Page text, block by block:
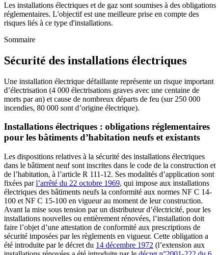
Les installations électriques et de gaz sont soumises à des obligations
réglementaires. L'objectif est une meilleure prise en compte des
risques liés à ce type d'installations.
Sommaire
Sécurité des installations électriques
Une installation électrique défaillante représente un risque important
d’électrisation (4 000 électrisations graves avec une centaine de
morts par an) et cause de nombreux départs de feu (sur 250 000
incendies, 80 000 sont d’origine électrique).
Installations électriques : obligations réglementaires
pour les bâtiments d’habitation neufs et existants
Les dispositions relatives à la sécurité des installations électriques
dans le bâtiment neuf sont inscrites dans le code de la construction et
de l’habitation, à l’article R 111-12. Ses modalités d’application sont
fixées parl’arrêté du 22 octobre 1969, qui impose aux installations
électriques des bâtiments neufs la conformité aux normes NF C 14-
100 et NF C 15-100 en vigueur au moment de leur construction.
Avant la mise sous tension par un distributeur d’électricité, pour les
installations nouvelles ou entièrement rénovées, l’installation doit
faire l’objet d’une attestation de conformité aux prescriptions de
sécurité imposées par les règlements en vigueur. Cette obligation a
été introduite par le décret du 14 décembre 1972 (l’extension aux